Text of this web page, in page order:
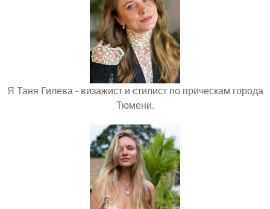
Я Таня Гилева - визажист и стилист по прическам города
Тюмени.